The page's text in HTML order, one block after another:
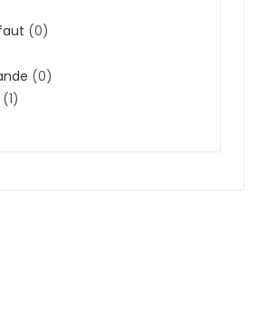
(0)
(0)
(1)